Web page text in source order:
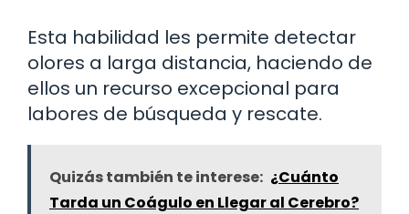
Esta habilidad les permite detectar
olores a larga distancia, haciendo de
ellos un recurso excepcional para
labores de búsqueda y rescate.
Quizás también te interese: ¿Cuánto
Tarda un Coágulo en Llegar al Cerebro?